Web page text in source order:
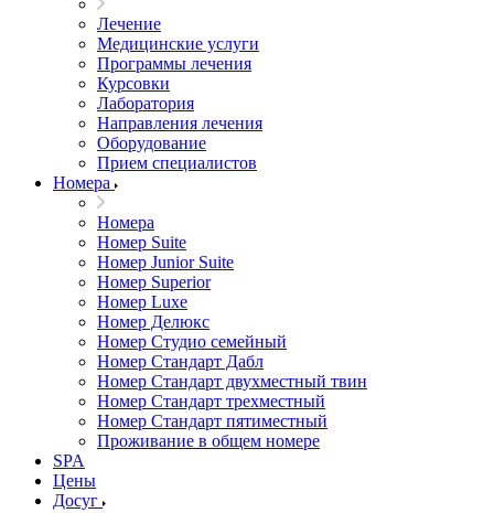
Лечение
Медицинские услуги
Программы лечения
Курсовки
Лаборатория
Направления лечения
Оборудование
Прием специалистов
Номера
Номера
Номер Suite
Номер Junior Suite
Номер Superior
Номер Luxe
Номер Делюкс
Номер Студио семейный
Номер Стандарт Дабл
Номер Стандарт двухместный твин
Номер Стандарт трехместный
Номер Стандарт пятиместный
Проживание в общем номере
SPA
Цены
Досуг